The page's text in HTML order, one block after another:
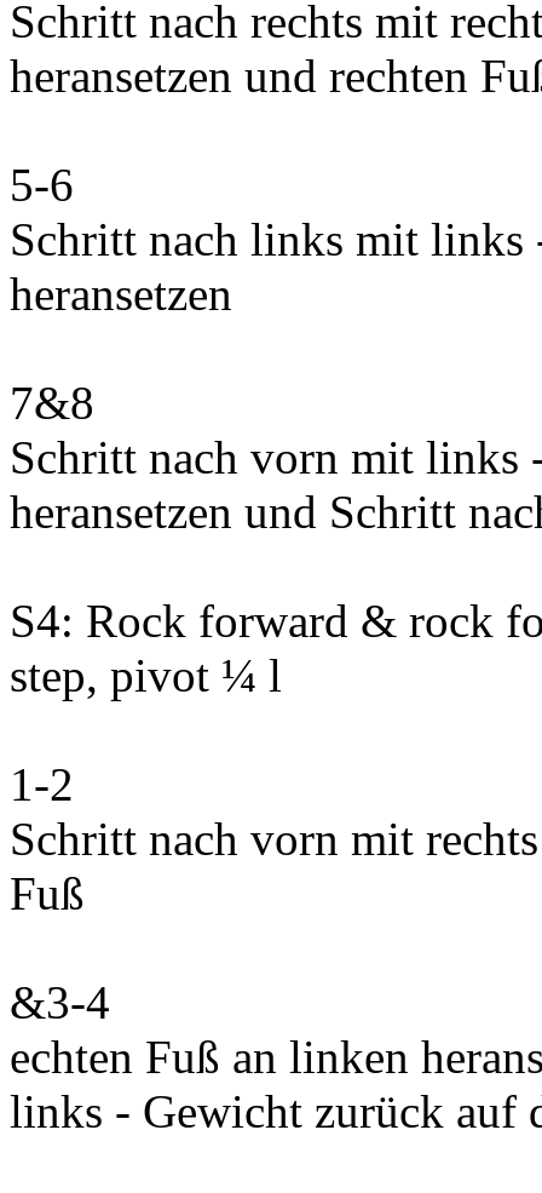
Schritt nach rechts mit
heransetzen und rechten
5-6
Schritt nach links mit links
heransetzen
7&8
Schritt nach vorn mit links
heransetzen und Schritt
S4: Rock forward & rock
step, pivot ¼ l
1-2
Schritt nach vorn mit
Fuß
&3-4
echten Fuß an linken
links - Gewicht zurück auf